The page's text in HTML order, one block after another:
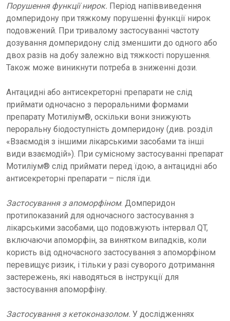
Порушення функції нирок. Період напіввиведення
домперидону при тяжкому порушенні функції нирок
подовжений. При тривалому застосуванні частоту
дозування домперидону слід зменшити до одного або
двох разів на добу залежно від тяжкості порушення.
Також може виникнути потреба в зниженні дози.
Антацидні або антисекреторні препарати не слід
приймати одночасно з пероральними формами
препарату Мотиліум®, оскільки вони знижують
пероральну біодоступність домперидону (див. розділ
«Взаємодія з іншими лікарськими засобами та інші
види взаємодій»). При сумісному застосуванні препарат
Мотиліум® слід приймати перед їдою, а антацидні або
антисекреторні препарати – після їди.
Застосування з апоморфіном. Домперидон
протипоказаний для одночасного застосування з
лікарськими засобами, що подовжують інтервал QT,
включаючи апоморфін, за винятком випадків, коли
користь від одночасного застосування з апоморфіном
перевищує ризик, і тільки у разі суворого дотримання
застережень, які наводяться в інструкції для
застосування апоморфіну.
Застосування з кетоконазолом. У дослідженнях